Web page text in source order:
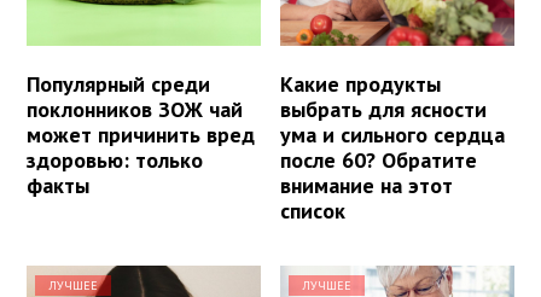
Популярный среди
поклонников ЗОЖ чай
может причинить вред
здоровью: только
факты
Какие продукты
выбрать для ясности
ума и сильного сердца
после 60? Обратите
внимание на этот
список
ЛУЧШЕЕ ЛУЧШЕЕ